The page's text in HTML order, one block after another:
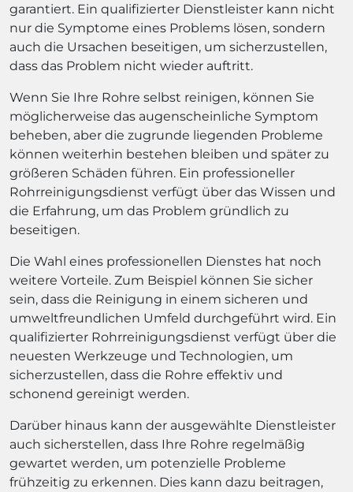
garantiert. Ein qualifizierter Dienstleister kann nicht
nur die Symptome eines Problems lösen, sondern
auch die Ursachen beseitigen, um sicherzustellen,
dass das Problem nicht wieder auftritt.
Wenn Sie Ihre Rohre selbst reinigen, können Sie
möglicherweise das augenscheinliche Symptom
beheben, aber die zugrunde liegenden Probleme
können weiterhin bestehen bleiben und später zu
größeren Schäden führen. Ein professioneller
Rohrreinigungsdienst verfügt über das Wissen und
die Erfahrung, um das Problem gründlich zu
beseitigen.
Die Wahl eines professionellen Dienstes hat noch
weitere Vorteile. Zum Beispiel können Sie sicher
sein, dass die Reinigung in einem sicheren und
umweltfreundlichen Umfeld durchgeführt wird. Ein
qualifizierter Rohrreinigungsdienst verfügt über die
neuesten Werkzeuge und Technologien, um
sicherzustellen, dass die Rohre effektiv und
schonend gereinigt werden.
Darüber hinaus kann der ausgewählte Dienstleister
auch sicherstellen, dass Ihre Rohre regelmäßig
gewartet werden, um potenzielle Probleme
frühzeitig zu erkennen. Dies kann dazu beitragen,